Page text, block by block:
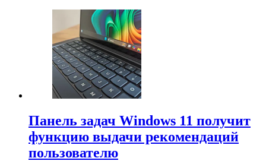
Панель задач Windows 11 получит
функцию выдачи рекомендаций
пользователю